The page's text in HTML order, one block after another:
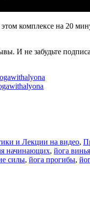
этом комплексе на 20
И не забудьте
и Лекции на видео,
начинающих, йога
силы, йога прогибы,